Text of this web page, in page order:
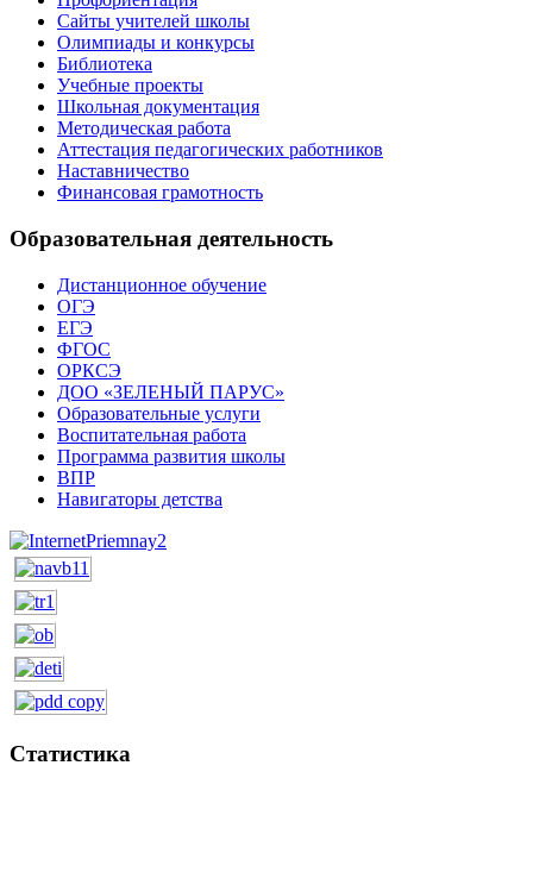
Сайты учителей школы
Олимпиады и конкурсы
Библиотека
Учебные проекты
Школьная документация
Методическая работа
Аттестация педагогических работников
Наставничество
Финансовая грамотность
Образовательная деятельность
Дистанционное обучение
ОГЭ
ЕГЭ
ФГОС
ОРКСЭ
ДОО «ЗЕЛЕНЫЙ ПАРУС»
Образовательные услуги
Воспитательная работа
Программа развития школы
ВПР
Навигаторы детства
Статистика